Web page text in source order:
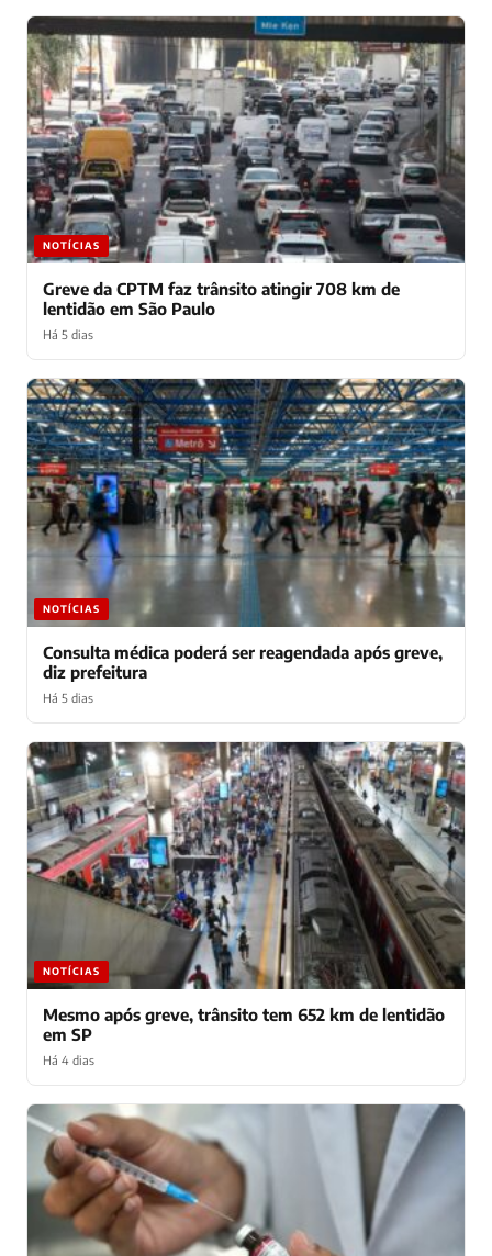
NOTÍCIAS
Greve da CPTM faz trânsito atingir 708 km de
lentidão em São Paulo
Há 5 dias
NOTÍCIAS
Consulta médica poderá ser reagendada após greve,
diz prefeitura
Há 5 dias
NOTÍCIAS
Mesmo após greve, trânsito tem 652 km de lentidão
em SP
Há 4 dias